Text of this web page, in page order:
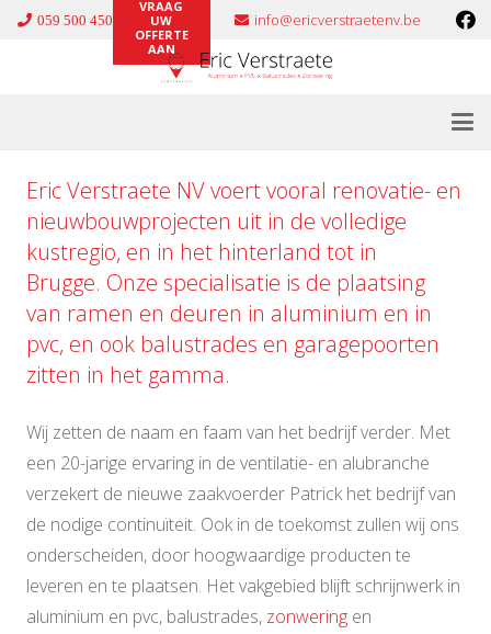
059 500 450
VRAAG
UW
OFFERTE
AAN
info@ericverstraetenv.be
Eric Verstraete NV voert vooral renovatie- en
nieuwbouwprojecten uit in de volledige
kustregio, en in het hinterland tot in
Brugge. Onze specialisatie is de plaatsing
van ramen en deuren in aluminium en in
pvc, en ook balustrades en garagepoorten
zitten in het gamma.
Wij zetten de naam en faam van het bedrijf verder. Met
een 20-jarige ervaring in de ventilatie- en alubranche
verzekert de nieuwe zaakvoerder Patrick het bedrijf van
de nodige continuïteit. Ook in de toekomst zullen wij ons
onderscheiden, door hoogwaardige producten te
leveren en te plaatsen. Het vakgebied blijft schrijnwerk in
aluminium en pvc, balustrades, zonwering en